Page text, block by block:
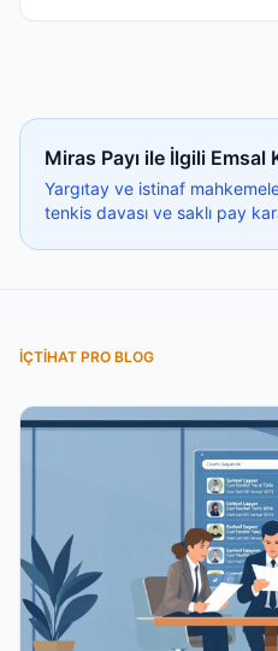
Miras Payı ile İlgili Emsal
Yargıtay ve istinaf
tenkis davası ve saklı pay
İÇTIHAT PRO BLOG